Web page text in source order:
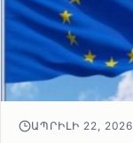
ԱՊՐԻԼԻ 22, 2026